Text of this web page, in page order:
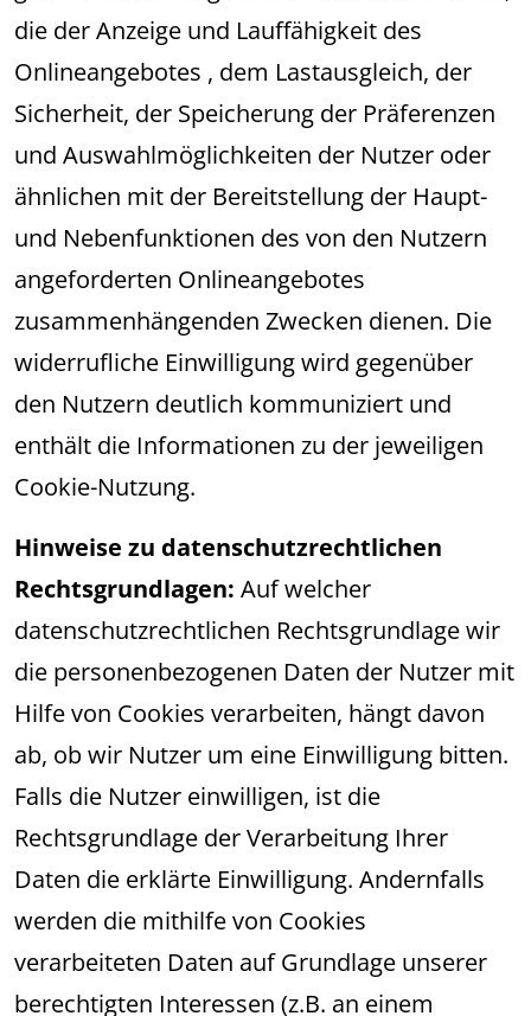
die der Anzeige und Lauffähigkeit des
Onlineangebotes , dem Lastausgleich, der
Sicherheit, der Speicherung der Präferenzen
und Auswahlmöglichkeiten der Nutzer oder
ähnlichen mit der Bereitstellung der Haupt-
und Nebenfunktionen des von den Nutzern
angeforderten Onlineangebotes
zusammenhängenden Zwecken dienen. Die
widerrufliche Einwilligung wird gegenüber
den Nutzern deutlich kommuniziert und
enthält die Informationen zu der jeweiligen
Cookie-Nutzung.
Hinweise zu datenschutzrechtlichen
Rechtsgrundlagen: Auf welcher
datenschutzrechtlichen Rechtsgrundlage wir
die personenbezogenen Daten der Nutzer mit
Hilfe von Cookies verarbeiten, hängt davon
ab, ob wir Nutzer um eine Einwilligung bitten.
Falls die Nutzer einwilligen, ist die
Rechtsgrundlage der Verarbeitung Ihrer
Daten die erklärte Einwilligung. Andernfalls
werden die mithilfe von Cookies
verarbeiteten Daten auf Grundlage unserer
berechtigten Interessen (z.B. an einem